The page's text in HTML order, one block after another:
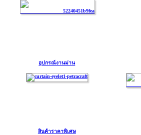
อุปกรณ์งานม่าน
สินค้าราคาพิเศษ